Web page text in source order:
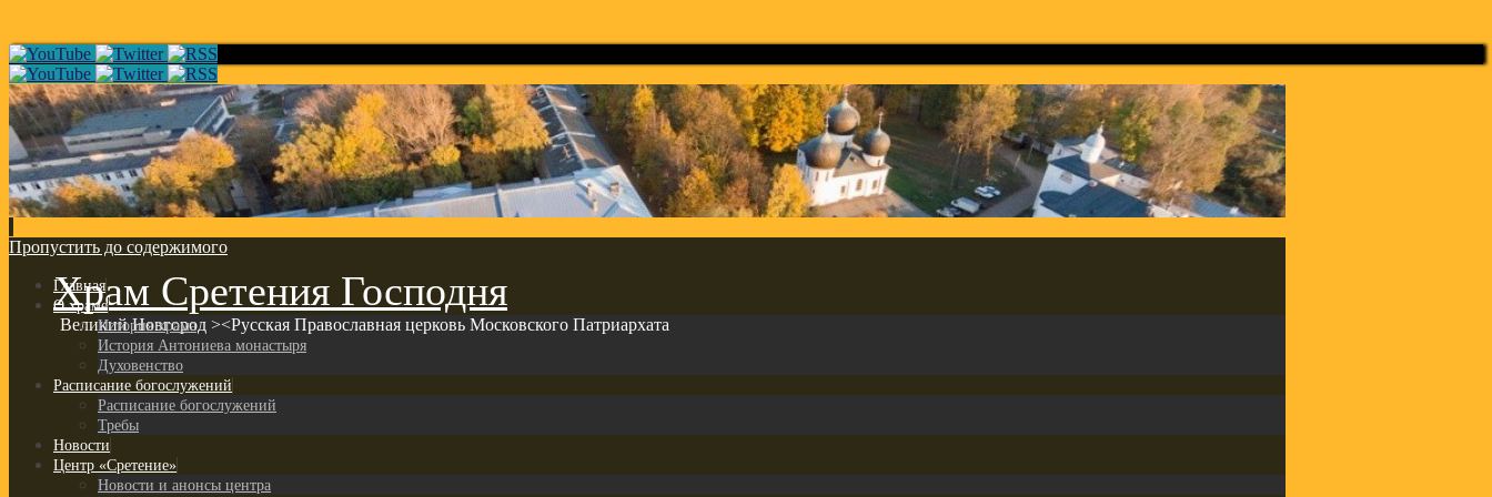
Храм Сретения Господня
Великий Новгород ><Русская Православная церковь Московского Патриархата
Пропустить до содержимого
Главная
О храме
История храма
История Антониева монастыря
Духовенство
Расписание богослужений
Расписание богослужений
Требы
Новости
Центр «Сретение»
Новости и анонсы центра